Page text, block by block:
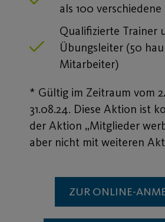
als 100
Qualifizierte Trainer
Übungsleiter (50
Mitarbeiter)
* Gültig im Zeitraum vom
31.08.24. Diese Aktion ist
der Aktion „Mitglieder
aber nicht mit weiteren
ZUR ONLINE-